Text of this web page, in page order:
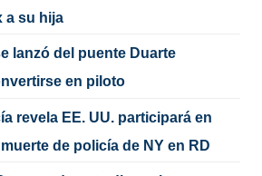
a su hija
lanzó del puente Duarte
en piloto
revela EE. UU. participará en
de policía de NY en RD